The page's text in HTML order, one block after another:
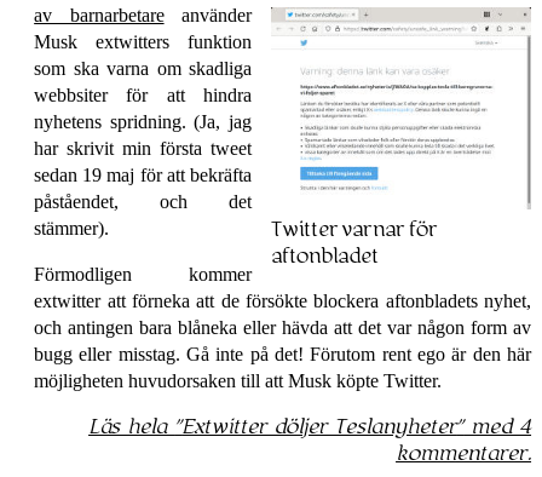
Twitter varnar för
aftonbladet
av barn­arbetareanvänder
Musk extwitters funktion
som ska varna om skadliga
webbsiter för att hindra
nyhetens spridning. (Ja, jag
har skrivit min första tweet
sedan 19 maj för att bekräfta
påståendet, och det
stämmer).
Förmodligen kommer
extwitter att förneka att de försökte blockera afton­bladets nyhet,
och antingen bara blåneka eller hävda att det var någon form av
bugg eller misstag. Gå inte på det! Förutom rent ego är den här
möjligheten huvud­orsaken till att Musk köpte Twitter.
Läs hela Extwitter döljer Tesla­nyheter med 4
kommentarer.